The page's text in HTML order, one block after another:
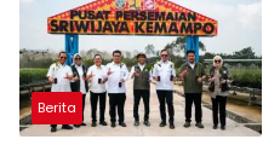
Berita